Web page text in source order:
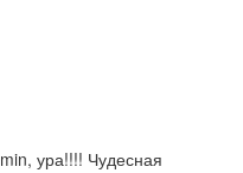
ура!!!! Чудесная